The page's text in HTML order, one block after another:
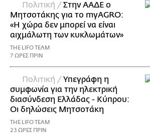
Πολιτική / Στην ΑΑΔΕ ο
Μητσοτάκης για το myAGRO:
«Η χώρα δεν μπορεί να είναι
αιχμάλωτη των κυκλωμάτων»
THE LIFO TEAM
7 ΩΡΕΣ ΠΡΙΝ
Πολιτική / Υπεγράφη η
συμφωνία για την ηλεκτρική
διασύνδεση Ελλάδας - Κύπρου:
Οι δηλώσεις Μητσοτάκη
THE LIFO TEAM
23 ΩΡΕΣ ΠΡΙΝ